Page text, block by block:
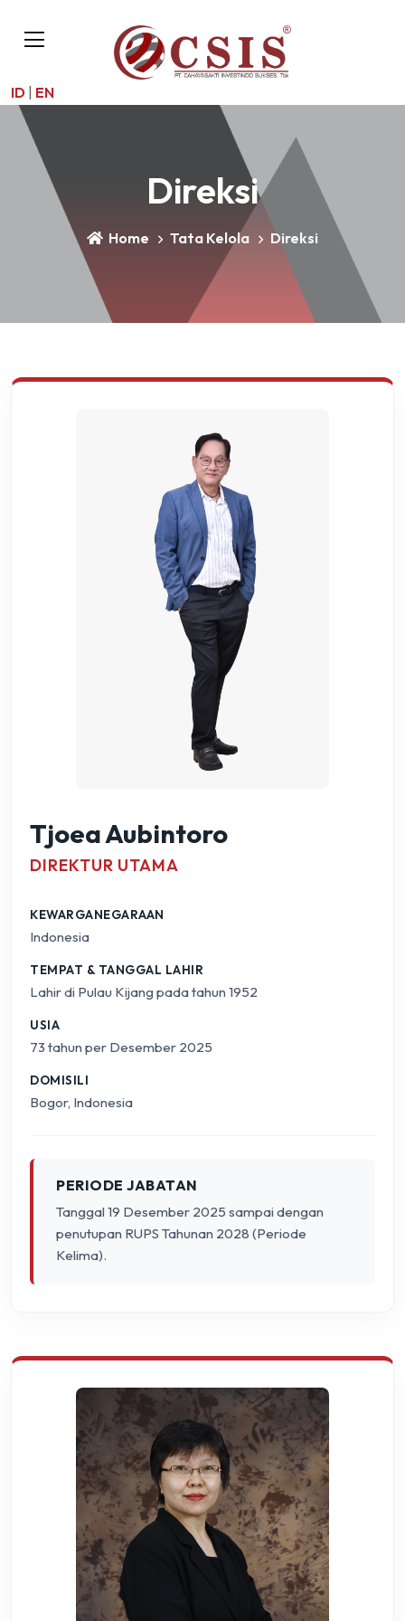
ID EN
Direksi
Home Tata Kelola Direksi
Tjoea Aubintoro
DIREKTUR UTAMA
KEWARGANEGARAAN
Indonesia
TEMPAT & TANGGAL LAHIR
Lahir di Pulau Kijang pada tahun 1952
USIA
73 tahun per Desember 2025
DOMISILI
Bogor, Indonesia
PERIODE JABATAN
Tanggal 19 Desember 2025 sampai dengan
penutupan RUPS Tahunan 2028 (Periode
Kelima).